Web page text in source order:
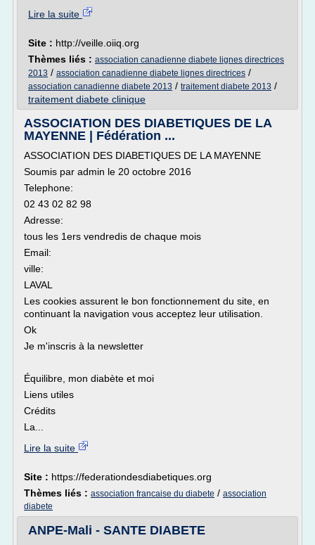
Lire la suite
Site : http://veille.oiiq.org
Thèmes liés : association canadienne diabete lignes directrices
2013 / association canadienne diabete lignes directrices /
association canadienne diabete 2013 / traitement diabete 2013 /
traitement diabete clinique
ASSOCIATION DES DIABETIQUES DE LA
MAYENNE | Fédération ...
ASSOCIATION DES DIABETIQUES DE LA MAYENNE
Soumis par admin le 20 octobre 2016
Telephone:
02 43 02 82 98
Adresse:
tous les 1ers vendredis de chaque mois
Email:
ville:
LAVAL
Les cookies assurent le bon fonctionnement du site, en
continuant la navigation vous acceptez leur utilisation.
Ok
Je m'inscris à la newsletter
Équilibre, mon diabète et moi
Liens utiles
Crédits
La...
Lire la suite
Site : https://federationdesdiabetiques.org
Thèmes liés : association francaise du diabete / association
diabete
ANPE-Mali - SANTE DIABETE